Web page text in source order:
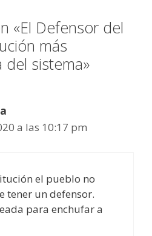
«El Defensor del
más
del sistema»
a las 10:17 pm
el pueblo no
tener un defensor.
para enchufar a